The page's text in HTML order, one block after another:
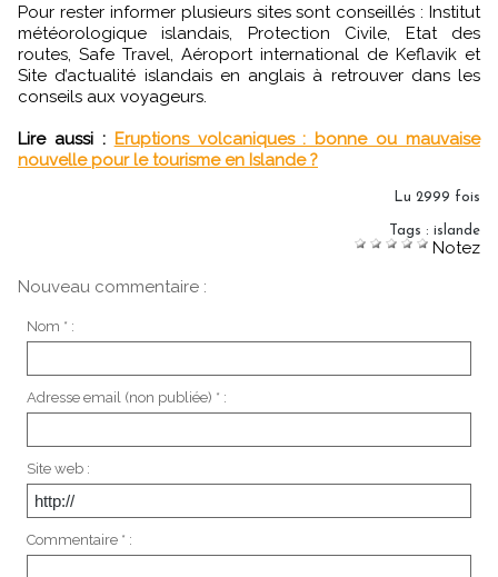
Pour rester informer plusieurs sites sont conseillés : Institut
météorologique islandais, Protection Civile, Etat des
routes, Safe Travel, Aéroport international de Keflavik et
Site d’actualité islandais en anglais à retrouver dans les
conseils aux voyageurs.
Lire aussi : Eruptions volcaniques : bonne ou mauvaise
nouvelle pour le tourisme en Islande ?
Lu 2999 fois
Tags : islande
Notez
Nouveau commentaire :
Nom * :
Adresse email (non publiée) * :
Site web :
Commentaire * :